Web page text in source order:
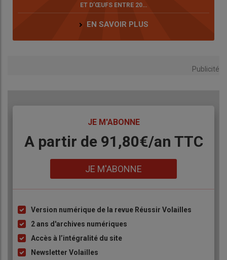
ET D’ŒUFS ENTRE 20…
EN SAVOIR PLUS
Publicité
JE M'ABONNE
Body
A partir de 91,80€/an​ TTC
JE M'ABONNE
Liste
à
puce
Version numérique de la revue Réussir Volailles
2 ans d'archives numériques
Accès à l’intégralité du site
Newsletter Volailles